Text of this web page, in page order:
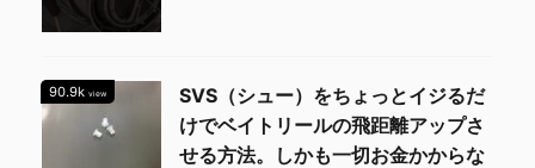
90.9k view
SVS（シュー）をちょっとイジるだ
けでベイトリールの飛距離アップさ
せる方法。しかも一切お金かからな